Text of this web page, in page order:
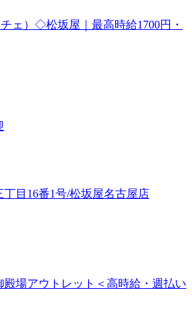
ェ）◇松坂屋｜最高時給1700円・
目16番1号/松坂屋名古屋店
殿場アウトレット＜高時給・週払い